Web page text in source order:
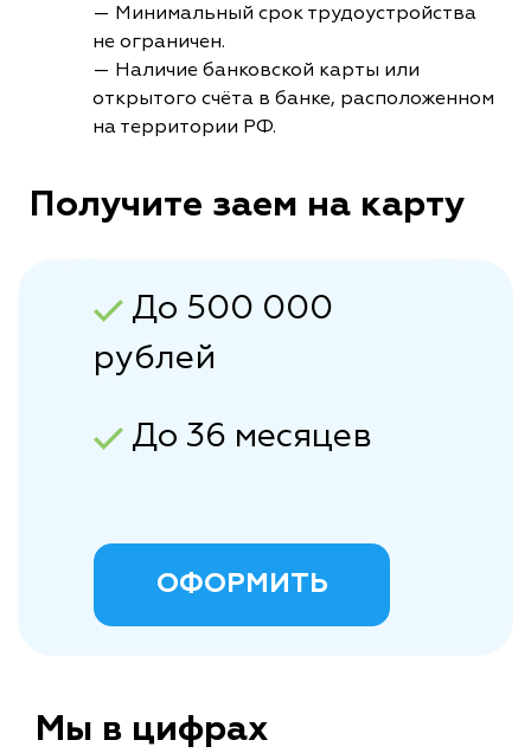
— Минимальный срок трудоустройства
не ограничен.
— Наличие банковской карты или
открытого счёта в банке, расположенном
на территории РФ.
Получите заем на карту
До 500 000
рублей
До 36 месяцев
ОФОРМИТЬ
Мы в цифрах